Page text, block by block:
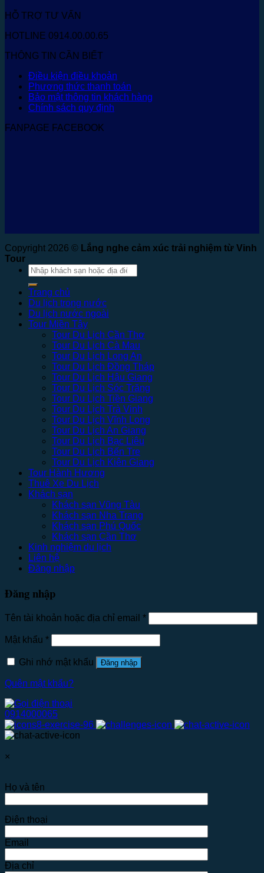
HỖ TRỢ TƯ VẤN
HOTLINE 0914.00.00.65
THÔNG TIN CẦN BIẾT
Điều kiện điều khoản
Phương thức thanh toán
Bảo mật thông tin khách hàng
Chính sách quy định
FANPAGE FACEBOOK
Copyright 2026 © Lắng nghe cảm xúc trải nghiệm từ Vinh
Tour
Tìm
kiếm:
Trang chủ
Du lịch trong nước
Du lịch nước ngoài
Tour Miền Tây
Tour Du Lịch Cần Thơ
Tour Du Lịch Cà Mau
Tour Du Lịch Long An
Tour Du Lịch Đồng Tháp
Tour Du Lịch Hậu Giang
Tour Du Lịch Sóc Trăng
Tour Du Lịch Tiền Giang
Tour Du Lịch Trà Vinh
Tour Du Lịch Vĩnh Long
Tour Du Lịch An Giang
Tour Du Lịch Bạc Liêu
Tour Du Lịch Bến Tre
Tour Du Lịch Kiên Giang
Tour Hành Hương
Thuê Xe Du Lịch
Khách sạn
Khách sạn Vũng Tàu
Khách sạn Nha Trang
Khách sạn Phú Quốc
Khách sạn Cần Thơ
Kinh nghiệm du lịch
Liên hệ
Đăng nhập
Đăng nhập
Tên tài khoản hoặc địa chỉ email *
Mật khẩu *
Ghi nhớ mật khẩu Đăng nhập
Quên mật khẩu?
0914000065
×
Họ và tên
Điện thoại
Email
Địa chỉ